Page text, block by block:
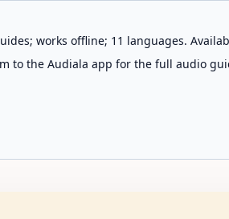
works offline; 11 languages.
to the Audiala app for the full audio